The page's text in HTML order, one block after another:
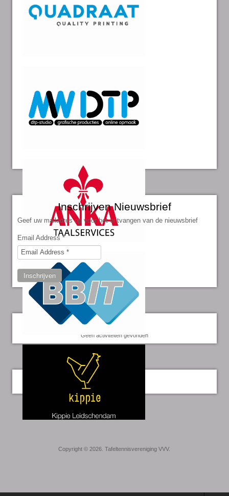
Inschrijven Nieuwsbrief
Geef uw mailadres op voor het ontvangen van de nieuwsbrief
Email Address *
Inschrijven
Kalender
Geen activiteiten gevonden
Copyright © 2026. Tafeltennisvereniging VVV.